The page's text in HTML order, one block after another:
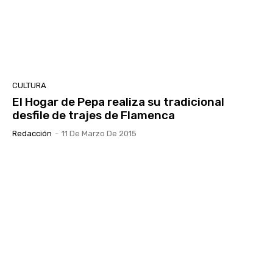
CULTURA
El Hogar de Pepa realiza su tradicional
desfile de trajes de Flamenca
Redacción - 11 De Marzo De 2015